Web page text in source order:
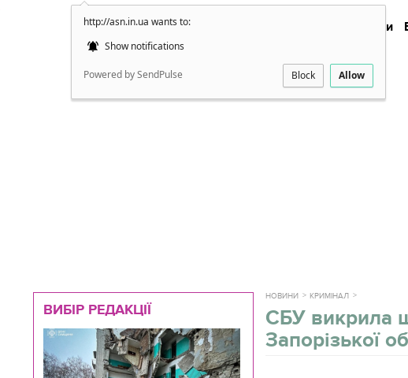
http://asn.in.ua wants to:
Show notifications
Powered by SendPulse Block Allow
Новини
ВИБІР РЕДАКЦІЇ
НОВИНИ КРИМІНАЛ
СБУ викрила
Запорізької